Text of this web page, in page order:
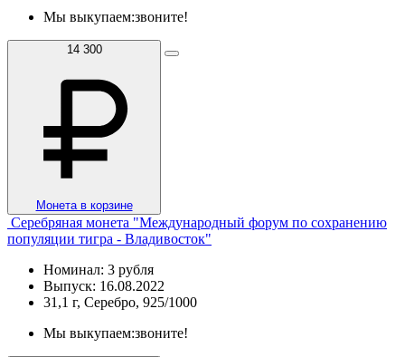
Мы выкупаем:звоните!
14 300
Монета в корзине
Серебряная монета "Международный форум по сохранению
популяции тигра - Владивосток"
Номинал: 3 рубля
Выпуск: 16.08.2022
31,1 г, Серебро, 925/1000
Мы выкупаем:звоните!